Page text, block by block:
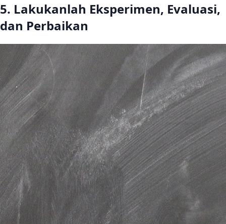
5. Lakukanlah Eksperimen, Evaluasi,
dan Perbaikan